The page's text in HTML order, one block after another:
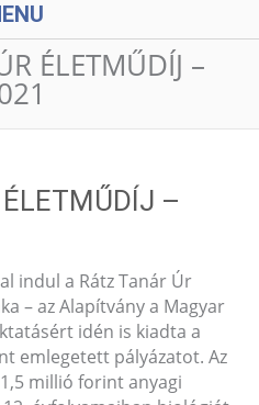
ÉLETMŰDÍJ –
–
indul a Rátz Tanár Úr
– az Alapítvány a Magyar
idén is kiadta a
emlegetett pályázatot. Az
millió forint anyagi